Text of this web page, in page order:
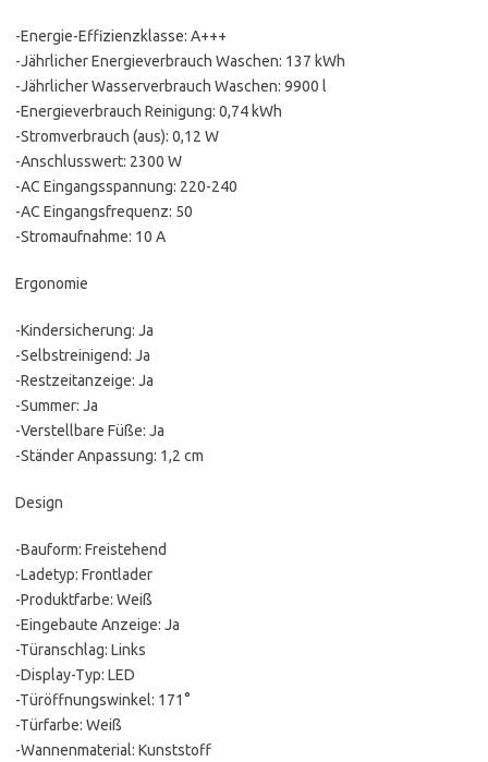
-Energie-Effizienzklasse: A+++
-Jährlicher Energieverbrauch Waschen: 137 kWh
-Jährlicher Wasserverbrauch Waschen: 9900 l
-Energieverbrauch Reinigung: 0,74 kWh
-Stromverbrauch (aus): 0,12 W
-Anschlusswert: 2300 W
-AC Eingangsspannung: 220-240
-AC Eingangsfrequenz: 50
-Stromaufnahme: 10 A
Ergonomie
-Kindersicherung: Ja
-Selbstreinigend: Ja
-Restzeitanzeige: Ja
-Summer: Ja
-Verstellbare Füße: Ja
-Ständer Anpassung: 1,2 cm
Design
-Bauform: Freistehend
-Ladetyp: Frontlader
-Produktfarbe: Weiß
-Eingebaute Anzeige: Ja
-Türanschlag: Links
-Display-Typ: LED
-Türöffnungswinkel: 171°
-Türfarbe: Weiß
-Wannenmaterial: Kunststoff